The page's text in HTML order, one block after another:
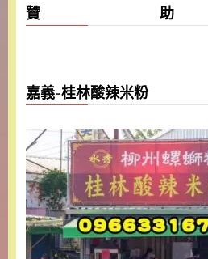
贊 助
嘉義-桂林酸辣米粉